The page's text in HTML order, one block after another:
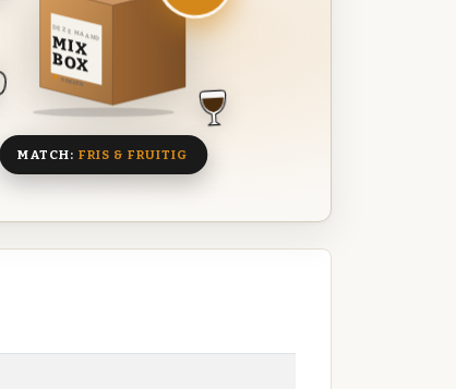
DEZE MAAND
MIX
BOX
8 BIEREN
MATCH: FRIS & FRUITIG